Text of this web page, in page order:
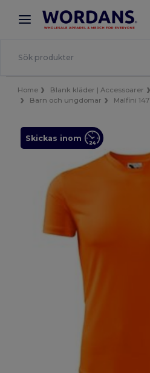
× Wordans-app
Bättre priser i appen!
Home Blank kläder | Accessoarer
Barn och ungdomar
Malfini 147
Skickas inom